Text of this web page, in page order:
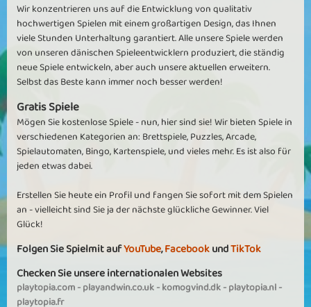
Wir konzentrieren uns auf die Entwicklung von qualitativ
hochwertigen Spielen mit einem großartigen Design, das Ihnen
viele Stunden Unterhaltung garantiert. Alle unsere Spiele werden
von unseren dänischen Spieleentwicklern produziert, die ständig
neue Spiele entwickeln, aber auch unsere aktuellen erweitern.
Selbst das Beste kann immer noch besser werden!
Gratis Spiele
Mögen Sie kostenlose Spiele - nun, hier sind sie! Wir bieten Spiele in
verschiedenen Kategorien an: Brettspiele, Puzzles, Arcade,
Spielautomaten, Bingo, Kartenspiele, und vieles mehr. Es ist also für
jeden etwas dabei.
Erstellen Sie heute ein Profil und fangen Sie sofort mit dem Spielen
an - vielleicht sind Sie ja der nächste glückliche Gewinner. Viel
Glück!
Folgen Sie Spielmit aufYouTube,FacebookundTikTok
Checken Sie unsere internationalen Websites
playtopia.com-playandwin.co.uk-komogvind.dk-playtopia.nl-
playtopia.fr